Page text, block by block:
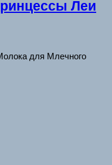
Леи
для Млечного